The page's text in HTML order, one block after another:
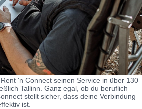
'n Connect seinen Service in über 130
Tallinn. Ganz egal, ob du beruflich
stellt sicher, dass deine Verbindung
ist.